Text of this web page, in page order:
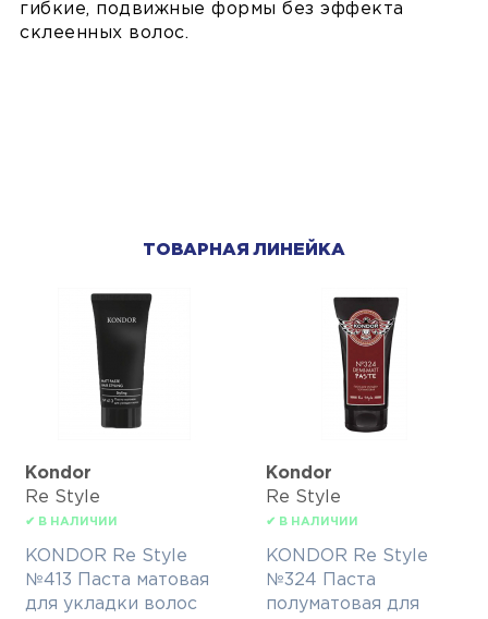
гибкие, подвижные формы без эффекта
склеенных волос.
ТОВАРНАЯ ЛИНЕЙКА
Kondor
Re Style
✔ В НАЛИЧИИ
KONDOR Re Style
№413 Паста матовая
для укладки волос
Kondor
Re Style
✔ В НАЛИЧИИ
KONDOR Re Style
№324 Паста
полуматовая для